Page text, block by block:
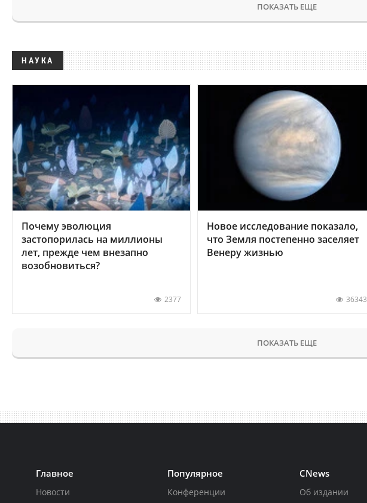
ПОКАЗАТЬ ЕЩЕ
НАУКА
Почему эволюция
застопорилась на миллионы
лет, прежде чем внезапно
возобновиться?
2377
Новое исследование показало,
что Земля постепенно заселяет
Венеру жизнью
36343
ПОКАЗАТЬ ЕЩЕ
Главное
Новости
Популярное
Конференции
CNews
Об издании